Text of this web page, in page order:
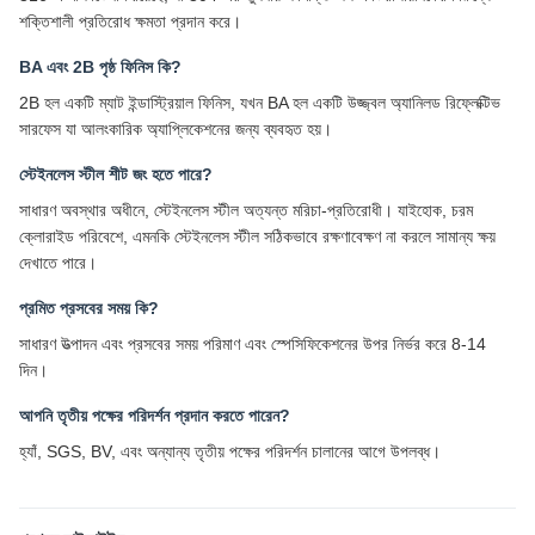
শক্তিশালী প্রতিরোধ ক্ষমতা প্রদান করে।
BA এবং 2B পৃষ্ঠ ফিনিস কি?
2B হল একটি ম্যাট ইন্ডাস্ট্রিয়াল ফিনিস, যখন BA হল একটি উজ্জ্বল অ্যানিলড রিফ্লেক্টিভ
সারফেস যা আলংকারিক অ্যাপ্লিকেশনের জন্য ব্যবহৃত হয়।
স্টেইনলেস স্টীল শীট জং হতে পারে?
সাধারণ অবস্থার অধীনে, স্টেইনলেস স্টীল অত্যন্ত মরিচা-প্রতিরোধী। যাইহোক, চরম
ক্লোরাইড পরিবেশে, এমনকি স্টেইনলেস স্টীল সঠিকভাবে রক্ষণাবেক্ষণ না করলে সামান্য ক্ষয়
দেখাতে পারে।
প্রমিত প্রসবের সময় কি?
সাধারণ উত্পাদন এবং প্রসবের সময় পরিমাণ এবং স্পেসিফিকেশনের উপর নির্ভর করে 8-14
দিন।
আপনি তৃতীয় পক্ষের পরিদর্শন প্রদান করতে পারেন?
হ্যাঁ, SGS, BV, এবং অন্যান্য তৃতীয় পক্ষের পরিদর্শন চালানের আগে উপলব্ধ।